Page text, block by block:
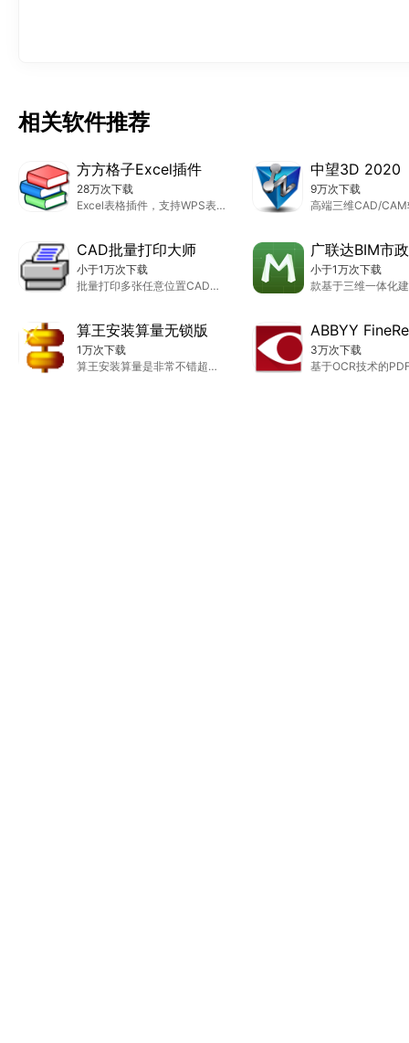
相关软件推荐
方方格子Excel插件
28万次下载
Excel表格插件，支持WPS表格，提供大量常见宏和函数，支持DIY工具箱
中望3D 2020
9万次下载
高端三维CAD/
CAD批量打印大师
小于1万次下载
批量打印多张任意位置CAD图形的程序
小于1万次下载
算王安装算量无锁版
1万次下载
算王安装算量是非常不错超好用的算量工具，简单操作小白轻松上手使用，功能强大，能轻松导入图纸进行算量，还能查看图纸的相关数据信息，对各项各项工程数据计算。
3万次下载
基于OCR技术的